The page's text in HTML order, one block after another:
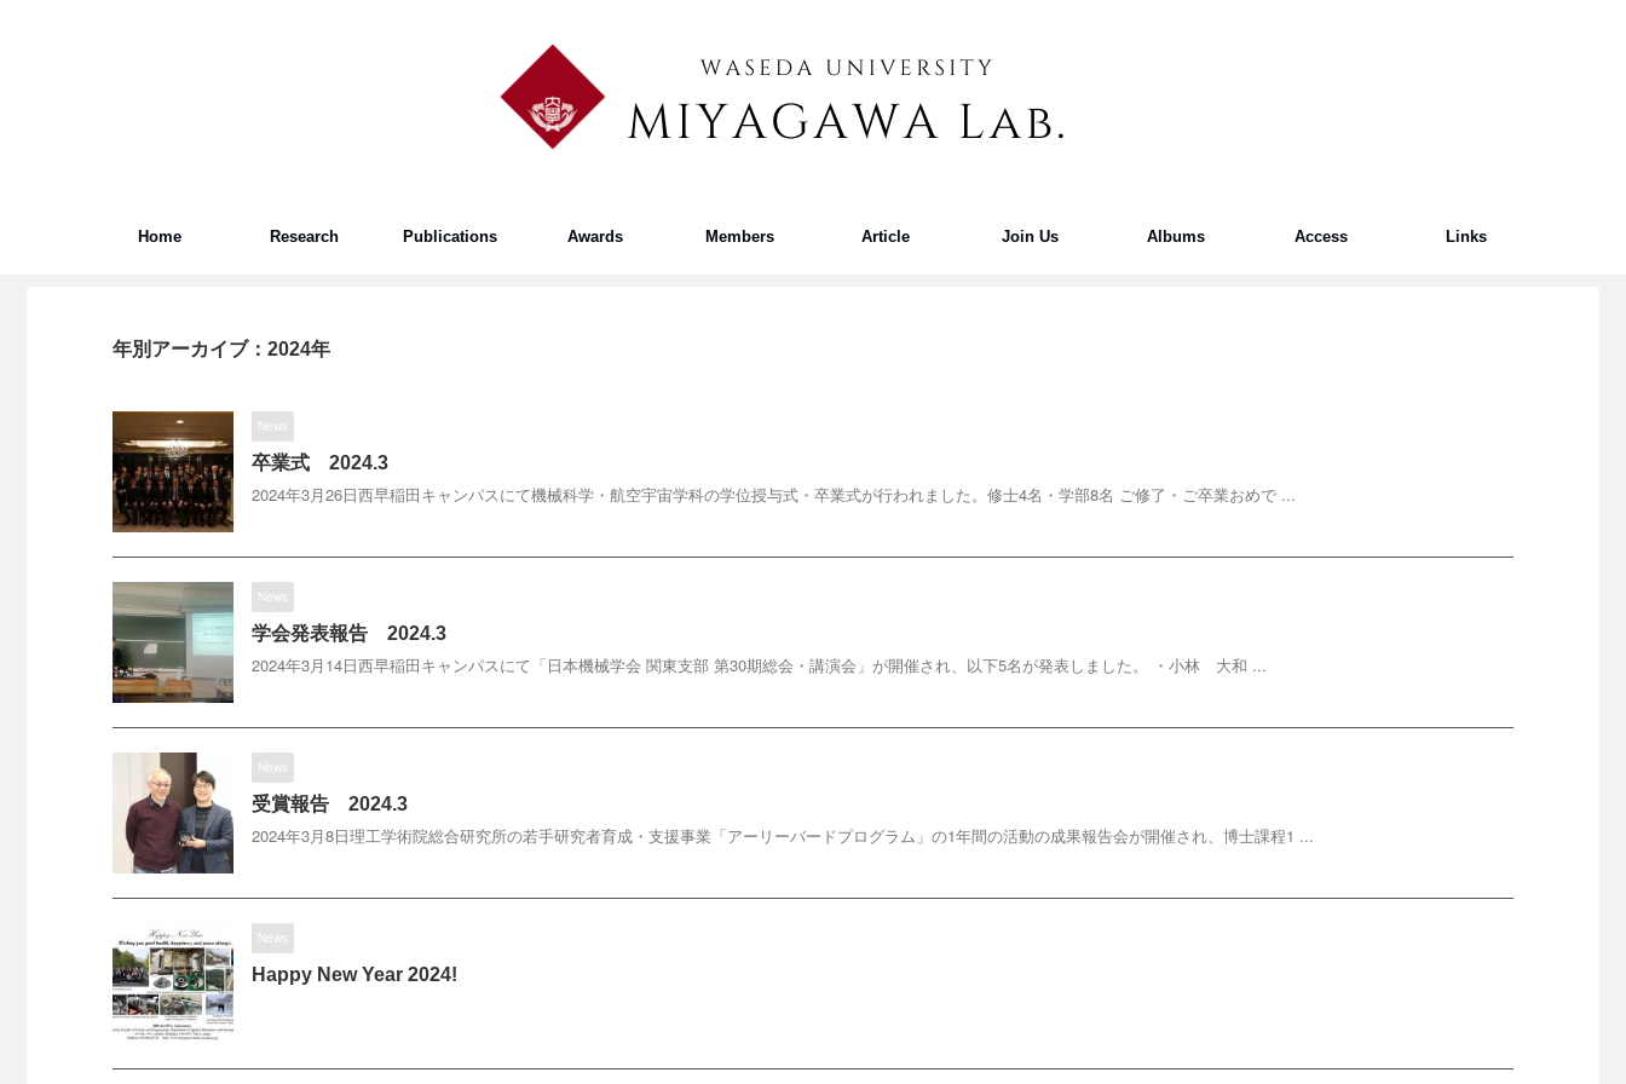
Home Research Publications Awards Members Article Join Us Albums Access Links
年別アーカイブ：2024年
News
卒業式 2024.3
2024年3月26日西早稲田キャンパスにて機械科学・航空宇宙学科の学位授与式・卒業式が行われました。修士4名・学部8名 ご修了・ご卒業おめで ...
News
学会発表報告 2024.3
2024年3月14日西早稲田キャンパスにて「日本機械学会 関東支部 第30期総会・講演会」が開催され、以下5名が発表しました。 ・小林 大和 ...
News
受賞報告 2024.3
2024年3月8日理工学術院総合研究所の若手研究者育成・支援事業「アーリーバードプログラム」の1年間の活動の成果報告会が開催され、博士課程1 ...
News
Happy New Year 2024!